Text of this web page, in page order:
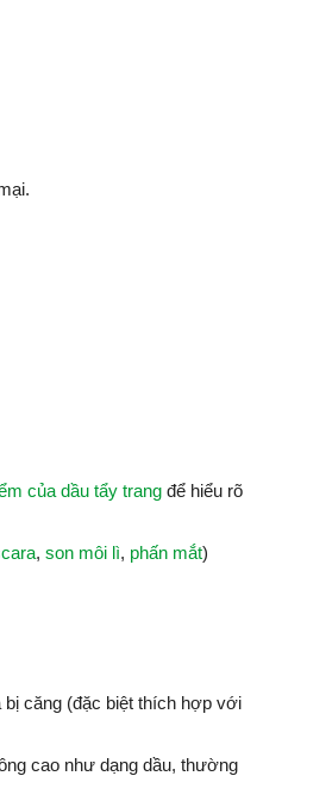
của dầu tẩy trang để hiểu rõ
, son môi lì, phấn mắt)
căng (đặc biệt thích hợp với
cao như dạng dầu, thường